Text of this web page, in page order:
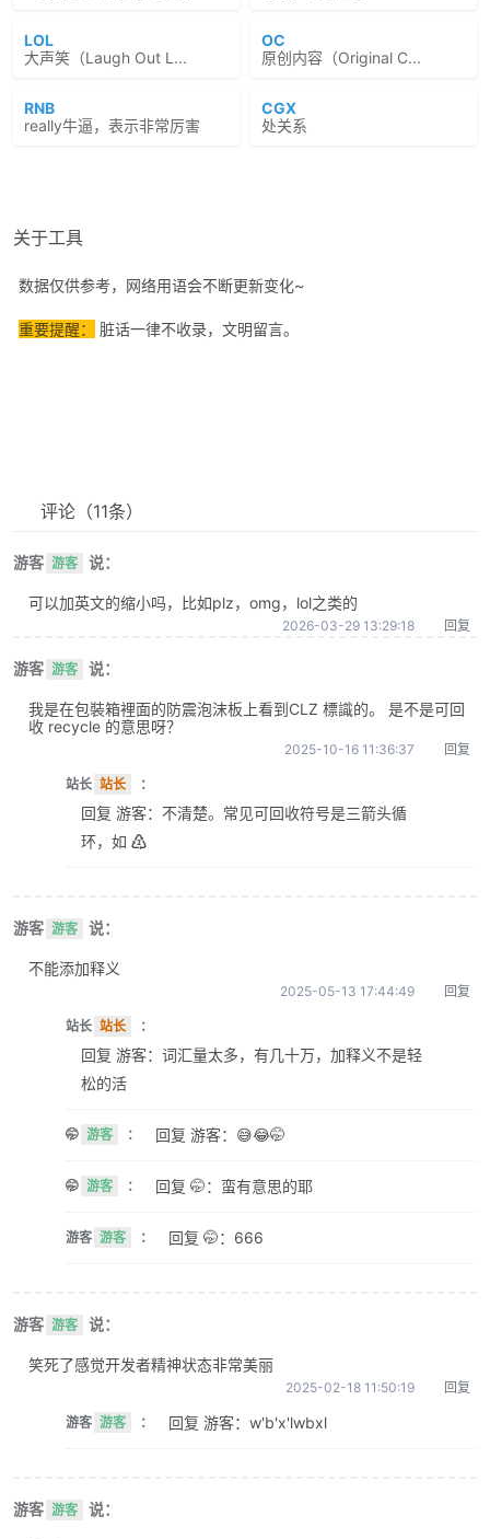
LOL
大声笑（Laugh Out L...
OC
原创内容（Original C...
RNB
really牛逼，表示非常厉害
CGX
处关系
关于工具
数据仅供参考，网络用语会不断更新变化~
重要提醒： 脏话一律不收录，文明留言。
评论 （11条）
游客 游客 说：
可以加英文的缩小吗，比如plz，omg，lol之类的
2026-03-29 13:29:18 回复
游客 游客 说：
我是在包裝箱裡面的防震泡沫板上看到CLZ 標識的。 是不是可回
收 recycle 的意思呀？
2025-10-16 11:36:37 回复
站长 站长 ：
回复 游客：不清楚。常见可回收符号是三箭头循
环，如 ♴
游客 游客 说：
不能添加释义
2025-05-13 17:44:49 回复
站长 站长 ：
回复 游客：词汇量太多，有几十万，加释义不是轻
松的活
🤭 游客 ： 回复 游客：😅😂🤭
🤭 游客 ： 回复 🤭：蛮有意思的耶
游客 游客 ： 回复 🤭：666
游客 游客 说：
笑死了感觉开发者精神状态非常美丽
2025-02-18 11:50:19 回复
游客 游客 ： 回复 游客：w'b'x'lwbxl
游客 游客 说：